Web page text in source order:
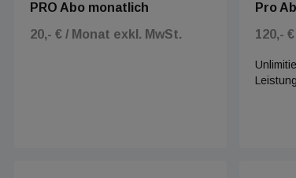
PRO Abo monatlich
20,- € / Monat exkl. MwSt.
Pro
120,-